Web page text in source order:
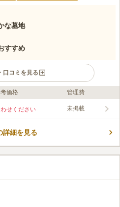
な墓地
すすめ
口コミを見る
代供養墓は、滋賀県草津市の妙楽寺内
の下で気持ちよくお参りできます。のど
いません。
価格 管理費
せください 未掲載
詳細を見る